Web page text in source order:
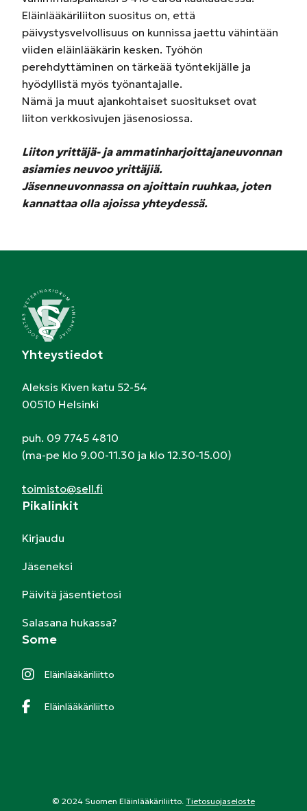
Eläinlääkäriliiton suositus on, että
päivystysvelvollisuus on kunnissa jaettu vähintään
viiden eläinlääkärin kesken. Työhön
perehdyttäminen on tärkeää työntekijälle ja
hyödyllistä myös työnantajalle.
Nämä ja muut ajankohtaiset suositukset ovat
liiton verkkosivujen jäsenosiossa.
Liiton yrittäjä- ja ammatinharjoittajaneuvonnan
asiamies neuvoo yrittäjiä.
Jäsenneuvonnassa on ajoittain ruuhkaa, joten
kannattaa olla ajoissa yhteydessä.
Yhteystiedot
Aleksis Kiven katu 52-54
00510 Helsinki
puh. 09 7745 4810
(ma-pe klo 9.00-11.30 ja klo 12.30-15.00)
toimisto@sell.fi
Pikalinkit
Kirjaudu
Jäseneksi
Päivitä jäsentietosi
Salasana hukassa?
Some
Eläinlääkäriliitto
Eläinlääkäriliitto
© 2024 Suomen Eläinlääkäriliitto. Tietosuojaseloste